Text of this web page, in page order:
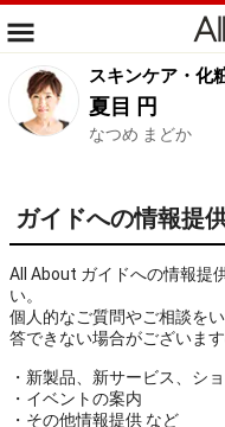
スキンケア・化
夏目 円
なつめ まどか
ガイドへの情報提
All About ガイドへの情報提
い。
個人的なご質問やご相談を
答できない場合がございま
・新製品、新サービス、シ
・イベントの案内
・その他情報提供 など